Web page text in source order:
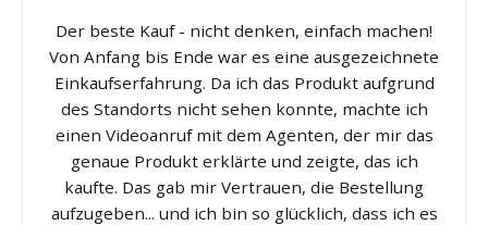
Der beste Kauf - nicht denken, einfach machen!
Von Anfang bis Ende war es eine ausgezeichnete
Einkaufserfahrung. Da ich das Produkt aufgrund
des Standorts nicht sehen konnte, machte ich
einen Videoanruf mit dem Agenten, der mir das
genaue Produkt erklärte und zeigte, das ich
kaufte. Das gab mir Vertrauen, die Bestellung
aufzugeben... und ich bin so glücklich, dass ich es